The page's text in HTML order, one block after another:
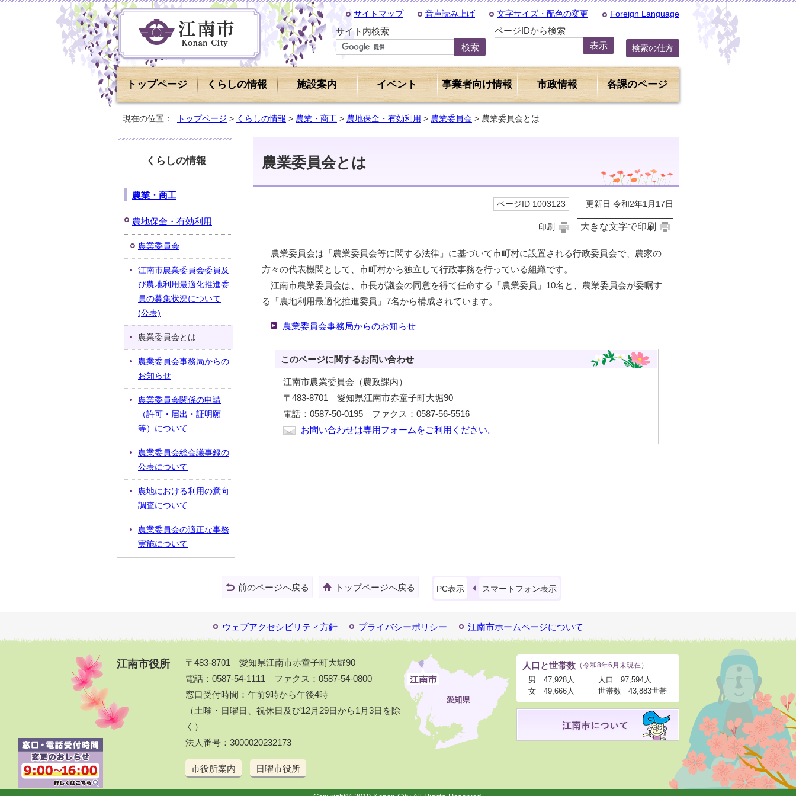
サイトマップ 音声読み上げ 文字サイズ・配色の変更 Foreign Language
サイト内検索 ページIDから検索
検索の仕方
トップページ くらしの情報 施設案内 イベント 事業者向け情報 市政情報 各課のページ
現在の位置： トップページ > くらしの情報 > 農業・商工 > 農地保全・有効利用 > 農業委員会 > 農業委員会とは
農業委員会とは
ページID 1003123 更新日 令和2年1月17日
印刷 大きな文字で印刷
農業委員会は「農業委員会等に関する法律」に基づいて市町村に設置される行政委員会で、農家の
方々の代表機関として、市町村から独立して行政事務を行っている組織です。
江南市農業委員会は、市長が議会の同意を得て任命する「農業委員」10名と、農業委員会が委嘱す
る「農地利用最適化推進委員」7名から構成されています。
農業委員会事務局からのお知らせ
このページに関するお問い合わせ
江南市農業委員会（農政課内）
〒483-8701 愛知県江南市赤童子町大堀90
電話：0587-50-0195 ファクス：0587-56-5516
お問い合わせは専用フォームをご利用ください。
くらしの情報
農業・商工
農地保全・有効利用
農業委員会
江南市農業委員会委員及
び農地利用最適化推進委
員の募集状況について
(公表)
農業委員会とは
農業委員会事務局からの
お知らせ
農業委員会関係の申請
（許可・届出・証明願
等）について
農業委員会総会議事録の
公表について
農地における利用の意向
調査について
農業委員会の適正な事務
実施について
前のページへ戻る トップページへ戻る PC表示 スマートフォン表示
ウェブアクセシビリティ方針 プライバシーポリシー 江南市ホームページについて
江南市役所
〒483-8701 愛知県江南市赤童子町大堀90
電話：0587-54-1111 ファクス：0587-54-0800
窓口受付時間：午前9時から午後4時
（土曜・日曜日、祝休日及び12月29日から1月3日を除
く）
法人番号：3000020232173
市役所案内 日曜市役所
人口と世帯数 （令和8年6月末現在）
男
47,928人
女
49,666人
人口
97,594人
世帯数
43,883世帯